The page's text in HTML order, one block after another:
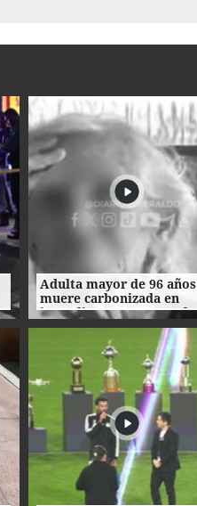
Adulta mayor de 96 años
muere carbonizada en
incendio en San Manuel,
Cortés